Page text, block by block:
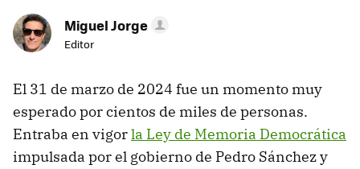
Miguel Jorge
Editor
El 31 de marzo de 2024 fue un momento muy
esperado por cientos de miles de personas.
Entraba en vigorla Ley de Memoria Democrática
impulsada por el gobierno de Pedro Sánchez y